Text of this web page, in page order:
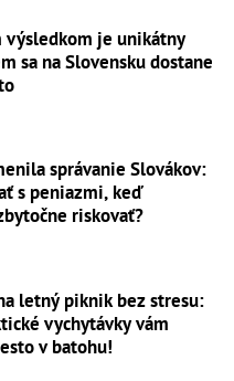
výsledkom je unikátny
sa na Slovensku dostane
správanie Slovákov:
s peniazmi, keď
riskovať?
letný piknik bez stresu:
vychytávky vám
v batohu!